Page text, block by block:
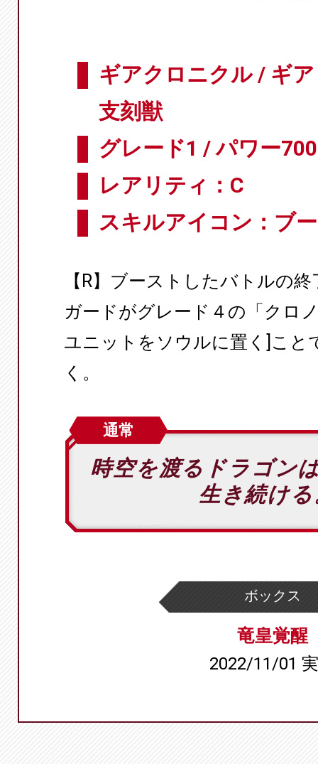
ギアクロニクル / ギ
支刻獣
グレード1 / パワー
レアリティ：C
スキルアイコン：ブ
【R】ブーストしたバトルの
ガードがグレード４の「クロ
ユニットをソウルに置く]こと
く。
通常
時空を渡るドラゴン
生き続け
ボックス
竜皇覚醒
2022/11/01